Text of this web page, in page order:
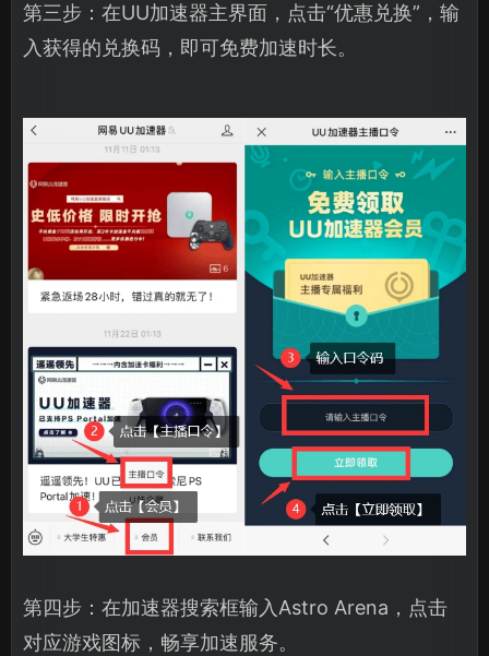
第三步：在UU加速器主界面，点击“优惠兑换”，输
入获得的兑换码，即可免费加速时长。
第四步：在加速器搜索框输入Astro Arena，点击
对应游戏图标，畅享加速服务。